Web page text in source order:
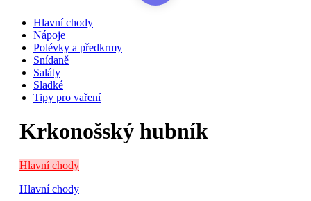
Hlavní chody
Nápoje
Polévky a předkrmy
Snídaně
Saláty
Sladké
Tipy pro vaření
Krkonošský hubník
Hlavní chody
Hlavní chody